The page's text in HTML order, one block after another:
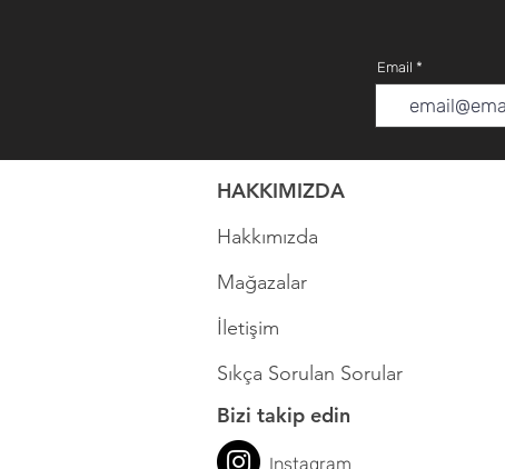
Email
HAKKIMIZDA
Hakkımızda
Mağazalar
İletişim
Sıkça Sorulan Sorular
Bizi takip edin
Instagram